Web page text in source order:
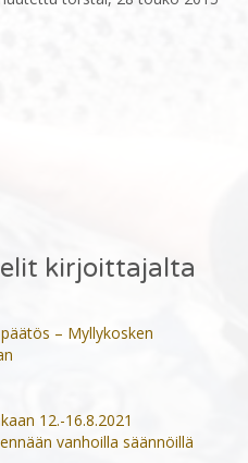
kirjoittajalta
– Myllykosken
12.-16.8.2021
vanhoilla säännöillä